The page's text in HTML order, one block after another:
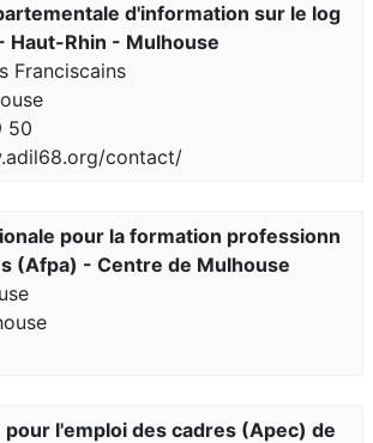
d'information sur le log
Haut-Rhin - Mulhouse
Franciscains
50
contact/
pour la formation professionn
(Afpa) - Centre de Mulhouse
l'emploi des cadres (Apec) de